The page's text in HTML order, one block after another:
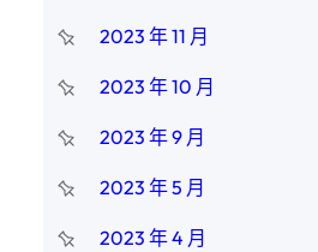
2023 年 11 月
2023 年 10 月
2023 年 9 月
2023 年 5 月
2023 年 4 月